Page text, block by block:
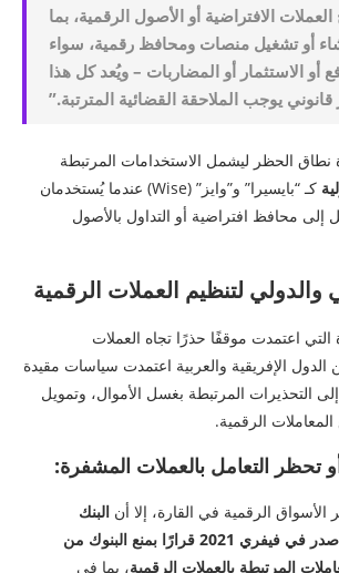
العملات الافتراضية أو الأصول الرقمية، بما
أو تشغيل منصات ومحافظ رقمية، سواء
أو الاستثمار أو المضاربات – ويُعد كل هذا
يوجب الملاحقة القضائية المترتبة.”
الحظر ليشمل الاستخدامات المرتبطة
كـ “بايسيرا” و”وايز” (Wise) عندما يُستخدمان
إلى محافظ افتراضية أو التداول بالأصول
والدولي لتنظيم العملات الرقمية
التي اعتمدت موقفًا حذرًا تجاه العملات
الدول الإفريقية والعربية اعتمدت سياسات مقيدة
إلى التحذيرات المرتبطة بغسل الأموال، وتمويل
المعاملات الرقمية.
تحظر التعامل بالعملات المشفرة:
الرقمية في القارة، إلا أن البنك
المركزي في نيجيريا أصدر في فيفري 2021 قرارًا بمنع البنوك من
المرتبطة بالعملات الرقمية، بما في